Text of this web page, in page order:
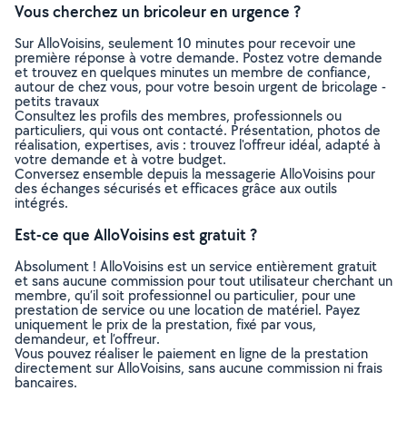
Vous cherchez un bricoleur en urgence ?
Sur AlloVoisins, seulement 10 minutes pour recevoir une
première réponse à votre demande. Postez votre demande
et trouvez en quelques minutes un membre de confiance,
autour de chez vous, pour votre besoin urgent de bricolage -
petits travaux
Consultez les profils des membres, professionnels ou
particuliers, qui vous ont contacté. Présentation, photos de
réalisation, expertises, avis : trouvez l'offreur idéal, adapté à
votre demande et à votre budget.
Conversez ensemble depuis la messagerie AlloVoisins pour
des échanges sécurisés et efficaces grâce aux outils
intégrés.
Est-ce que AlloVoisins est gratuit ?
Absolument ! AlloVoisins est un service entièrement gratuit
et sans aucune commission pour tout utilisateur cherchant un
membre, qu’il soit professionnel ou particulier, pour une
prestation de service ou une location de matériel. Payez
uniquement le prix de la prestation, fixé par vous,
demandeur, et l’offreur.
Vous pouvez réaliser le paiement en ligne de la prestation
directement sur AlloVoisins, sans aucune commission ni frais
bancaires.